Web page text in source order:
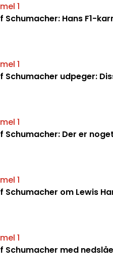
1
Schumacher: Hans F1-
1
Schumacher udpeger:
1
Schumacher: Der er
1
Schumacher om Lewis
1
Schumacher med